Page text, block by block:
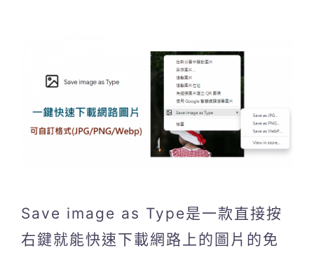
Save image as Type是一款直接按
右鍵就能快速下載網路上的圖片的免